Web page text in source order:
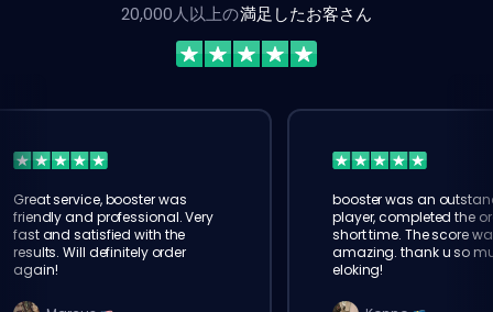
20,000人以上の満足したお客さん
Great service, booster was
friendly and professional. Very
fast and satisfied with the
results. Will definitely order
again!
booster was an
player, completed the
short time. The score
amazing. thank u so
eloking!